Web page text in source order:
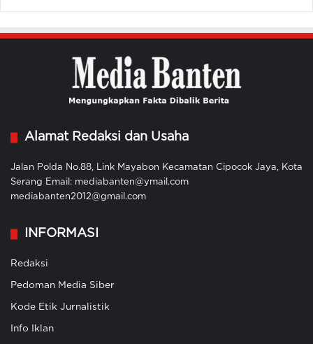
Alamat Redaksi dan Usaha
Jalan Polda No.88, Link Mayabon Kecamatan Cipocok Jaya, Kota
Serang Email: mediabanten@ymail.com
mediabanten2012@gmail.com
INFORMASI
Redaksi
Pedoman Media Siber
Kode Etik Jurnalistik
Info Iklan